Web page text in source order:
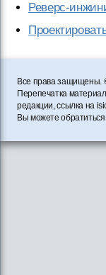
Реверс-
Все права защищены.
Перепечатка
редакции, ссылка на
Вы можете